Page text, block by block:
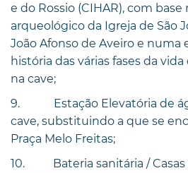
e do Rossio (CIHAR), com base
arqueológico da Igreja de São
João Afonso de Aveiro e numa
história das várias fases da
na cave;
9. Estação Elevatória de
cave, substituindo a que se
Praça Melo Freitas;
10. Bateria sanitária / Casas